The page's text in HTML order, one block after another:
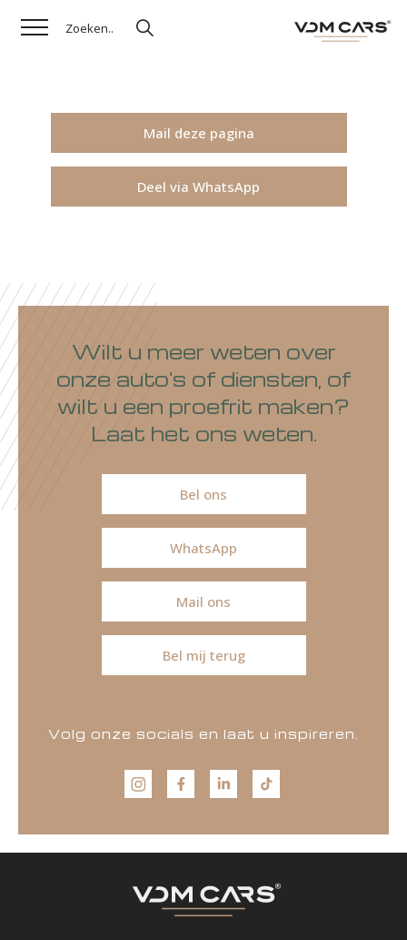
Mail deze pagina
Deel via WhatsApp
Wilt u meer weten over
onze auto's of diensten, of
wilt u een proefrit maken?
Laat het ons weten.
Bel ons
WhatsApp
Mail ons
Bel mij terug
Volg onze socials en laat u inspireren.